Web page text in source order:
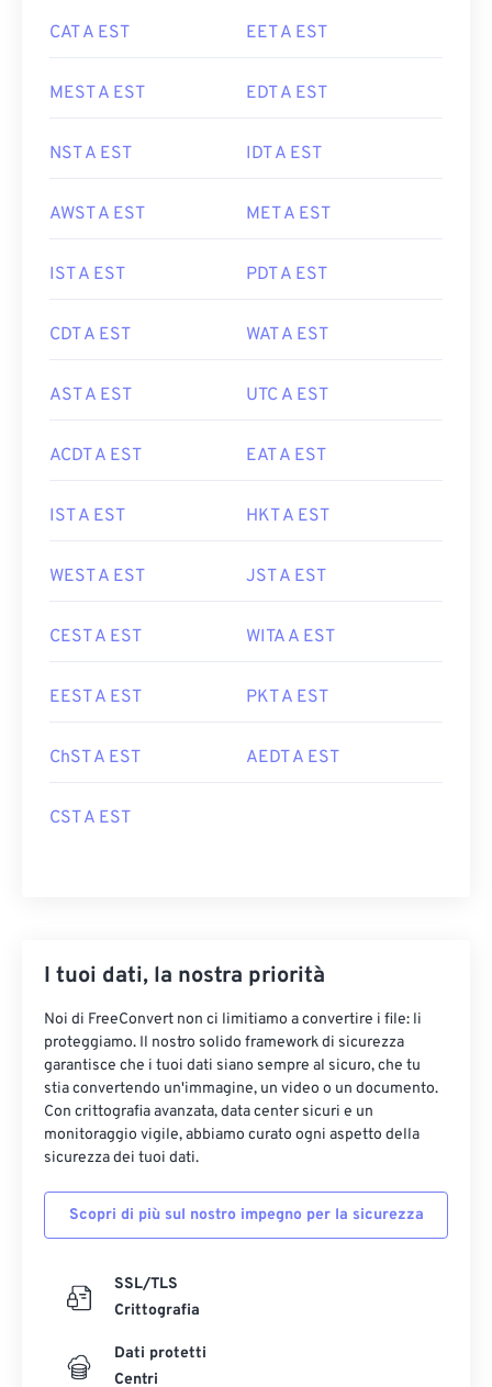
CAT A EST EET A EST
MEST A EST EDT A EST
NST A EST IDT A EST
AWST A EST MET A EST
IST A EST PDT A EST
CDT A EST WAT A EST
AST A EST UTC A EST
ACDT A EST EAT A EST
IST A EST HKT A EST
WEST A EST JST A EST
CEST A EST WITA A EST
EEST A EST PKT A EST
ChST A EST AEDT A EST
CST A EST
I tuoi dati, la nostra priorità
Noi di FreeConvert non ci limitiamo a convertire i file: li
proteggiamo. Il nostro solido framework di sicurezza
garantisce che i tuoi dati siano sempre al sicuro, che tu
stia convertendo un'immagine, un video o un documento.
Con crittografia avanzata, data center sicuri e un
monitoraggio vigile, abbiamo curato ogni aspetto della
sicurezza dei tuoi dati.
Scopri di più sul nostro impegno per la sicurezza
SSL/TLS
Crittografia
Dati protetti
Centri